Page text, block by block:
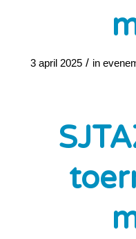
3 april 2025 / in